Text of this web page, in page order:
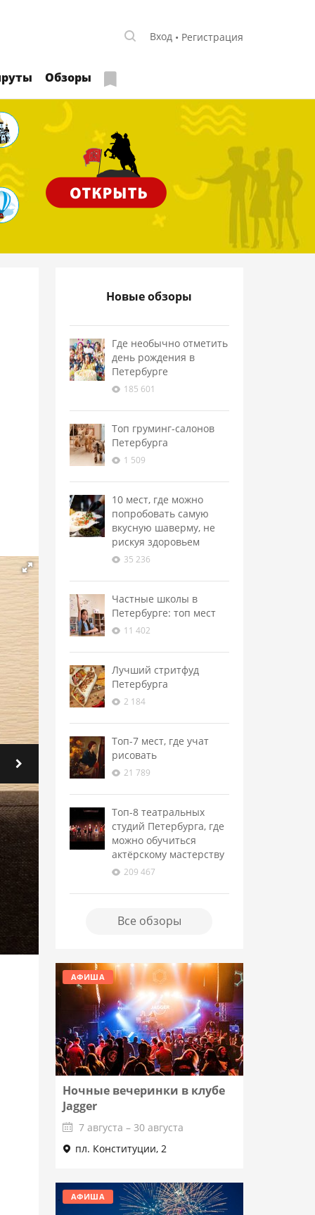
Вход Регистрация
Обзоры
Новые обзоры
Где необычно отметить
день рождения в
Петербурге
185 601
Топ груминг-салонов
Петербурга
1 509
10 мест, где можно
попробовать самую
вкусную шаверму, не
рискуя здоровьем
35 236
Частные школы в
Петербурге: топ мест
11 402
Лучший стритфуд
Петербурга
2 184
Топ-7 мест, где учат
рисовать
21 789
Топ-8 театральных
студий Петербурга, где
можно обучиться
актёрскому мастерству
209 467
Все обзоры
АФИША
Ночные вечеринки в клубе
Jagger
7 августа – 30 августа
пл. Конституции, 2
Подробнее
АФИША